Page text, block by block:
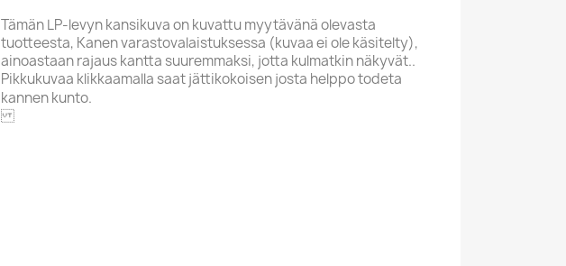
Tämän LP-levyn kansikuva on kuvattu myytävänä olevasta
tuotteesta, Kanen varastovalaistuksessa (kuvaa ei ole käsitelty),
ainoastaan rajaus kantta suuremmaksi, jotta kulmatkin näkyvät..
Pikkukuvaa klikkaamalla saat jättikokoisen josta helppo todeta
kannen kunto.